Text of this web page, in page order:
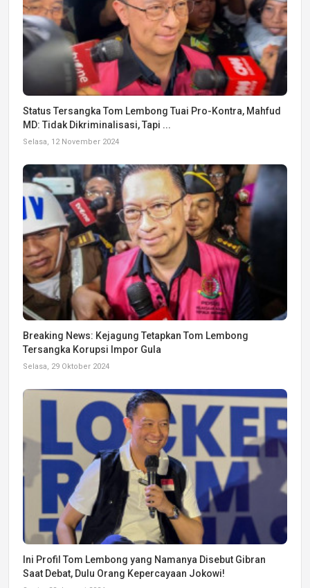
Status Tersangka Tom Lembong Tuai Pro-Kontra, Mahfud
MD: Tidak Dikriminalisasi, Tapi ...
Selasa, 12 November 2024
Breaking News: Kejagung Tetapkan Tom Lembong
Tersangka Korupsi Impor Gula
Selasa, 29 Oktober 2024
Ini Profil Tom Lembong yang Namanya Disebut Gibran
Saat Debat, Dulu Orang Kepercayaan Jokowi!